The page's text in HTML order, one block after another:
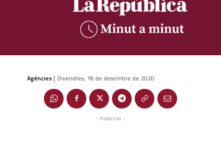
Agències | Divendres, 18 de desembre de 2020
- Publicitat -